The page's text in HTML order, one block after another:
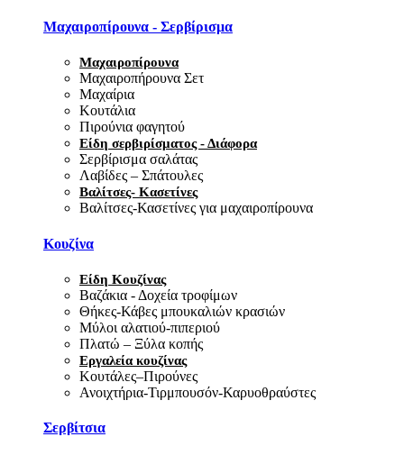
Μαχαιροπίρουνα - Σερβίρισμα
Μαχαιροπίρουνα
Μαχαιροπήρουνα Σετ
Μαχαίρια
Κουτάλια
Πιρούνια φαγητού
Είδη σερβιρίσματος - Διάφορα
Σερβίρισμα σαλάτας
Λαβίδες – Σπάτουλες
Βαλίτσες- Κασετίνες
Βαλίτσες-Κασετίνες για μαχαιροπίρουνα
Κουζίνα
Είδη Κουζίνας
Βαζάκια - Δοχεία τροφίμων
Θήκες-Κάβες μπουκαλιών κρασιών
Μύλοι αλατιού-πιπεριού
Πλατώ – Ξύλα κοπής
Εργαλεία κουζίνας
Κουτάλες–Πιρούνες
Ανοιχτήρια-Τιρμπουσόν-Καρυοθραύστες
Σερβίτσια